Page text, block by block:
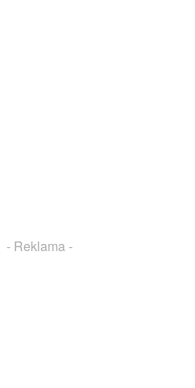
- Reklama -